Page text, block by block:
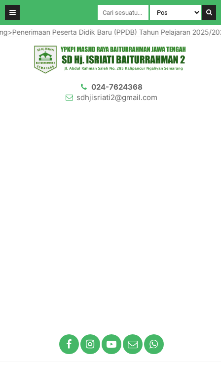
Peserta Didik Baru (PPDB) Tahun Pelajaran 2025/
024-7624368
sdhjisriati2@gmail.com